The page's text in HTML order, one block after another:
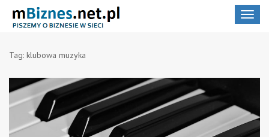
Toggle
Tag: klubowa muzyka